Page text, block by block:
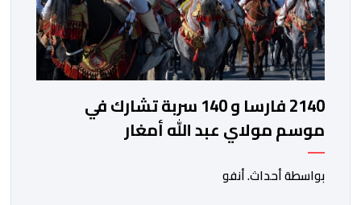
2140 فارسا و 140 سربة تشارك في
موسم مولاي عبد الله أمغار
بواسطة أحداث. أنفو